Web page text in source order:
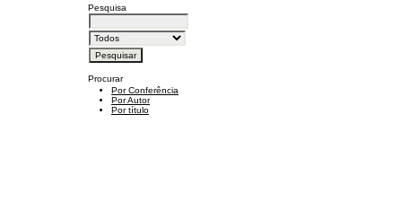
Pesquisa
Procurar
Por Conferência
Por Autor
Por título